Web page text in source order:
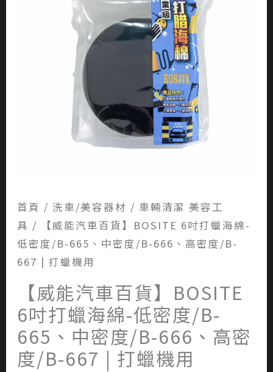
首頁 / 洗車/美容器材 / 車輛清潔 美容工
具 / 【威能汽車百貨】BOSITE 6吋打蠟海綿-
低密度/B-665、中密度/B-666、高密度/B-
667 | 打蠟機用
【威能汽車百貨】BOSITE
6吋打蠟海綿-低密度/B-
665、中密度/B-666、高密
度/B-667 | 打蠟機用